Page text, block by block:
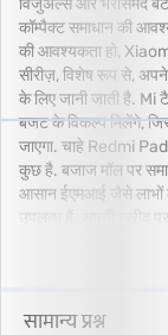
विजुअल्स और भरोसेमंद
कॉम्पैक्ट समाधान की
की आवश्यकता हो,
सीरीज़, विशेष रूप से,
के लिए जानी जाती है. Mi
बजट के विकल्प मिलेंगे,
जाएगा. चाहे Redmi
कुछ है. बजाज मॉल पर
आसान ईएमआई जैसे लाभों
उपलब्ध हैं. अपनी खरीद
सामान्य प्रश्न